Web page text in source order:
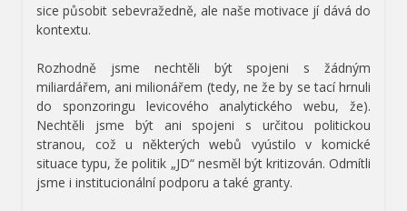
sice působit sebevražedně, ale naše motivace jí dává do
kontextu.
Rozhodně jsme nechtěli být spojeni s žádným
miliardářem, ani milionářem (tedy, ne že by se tací hrnuli
do sponzoringu levicového analytického webu, že).
Nechtěli jsme být ani spojeni s určitou politickou
stranou, což u některých webů vyústilo v komické
situace typu, že politik „JD“ nesměl být kritizován. Odmítli
jsme i institucionální podporu a také granty.